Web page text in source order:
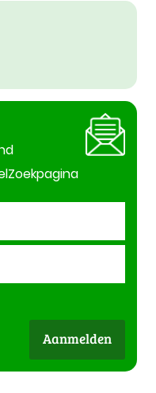
Aanmelden